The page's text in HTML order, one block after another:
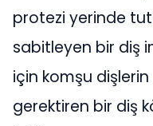
protezi yerinde
sabitleyen bir diş
için komşu dişlerin
gerektiren bir diş